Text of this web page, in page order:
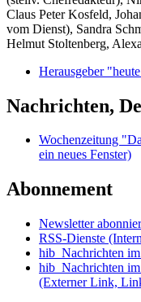
Claus Peter Kosfeld,
vom Dienst), Sandra
Helmut Stoltenberg,
Herausgeber
Nachrichten,
Wochenzeitung
ein neues Fenster)
Abonnement
Newsletter
RSS-Dienste
hib_Nachrichten
hib_Nachrichten
(Externer Link,